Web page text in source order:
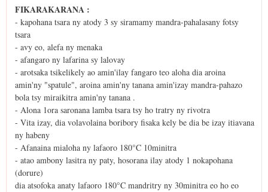
FIKARAKARANA :
- kapohana tsara ny atody 3 sy siramamy mandra-pahalasany fotsy
tsara
- avy eo, alefa ny menaka
- afangaro ny lafarina sy lalovay
- arotsaka tsikelikely ao amin'ilay fangaro teo aloha dia aroina
amin'ny "spatule", aroina amin'ny tanana amin'izay mandra-pahazo
bola tsy miraikitra amin'ny tanana .
- Alona 1ora saronana lamba tsara tsy ho tratry ny rivotra
- Vita izay, dia volavolaina boribory fisaka kely be dia be izay itiavana
ny habeny
- Afanaina mialoha ny lafaoro 180°C 10minitra
- atao ambony lasitra ny paty, hosorana ilay atody 1 nokapohana
(dorure)
dia atsofoka anaty lafaoro 180°C mandritry ny 30minitra eo ho eo